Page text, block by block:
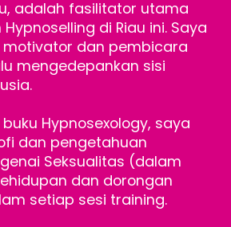
adalah fasilitator utama
di Riau ini. Saya
dan pembicara
mengedepankan sisi
Hypnosexology, saya
dan pengetahuan
Seksualitas (dalam
dan dorongan
setiap sesi training.